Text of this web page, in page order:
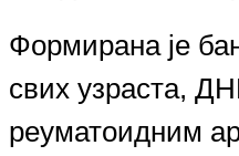
Формирана је
свих узраста,
реуматоидним